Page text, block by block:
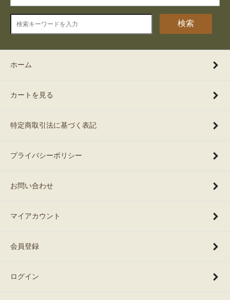
検索
ホーム
カートを見る
特定商取引法に基づく表記
プライバシーポリシー
お問い合わせ
マイアカウント
会員登録
ログイン